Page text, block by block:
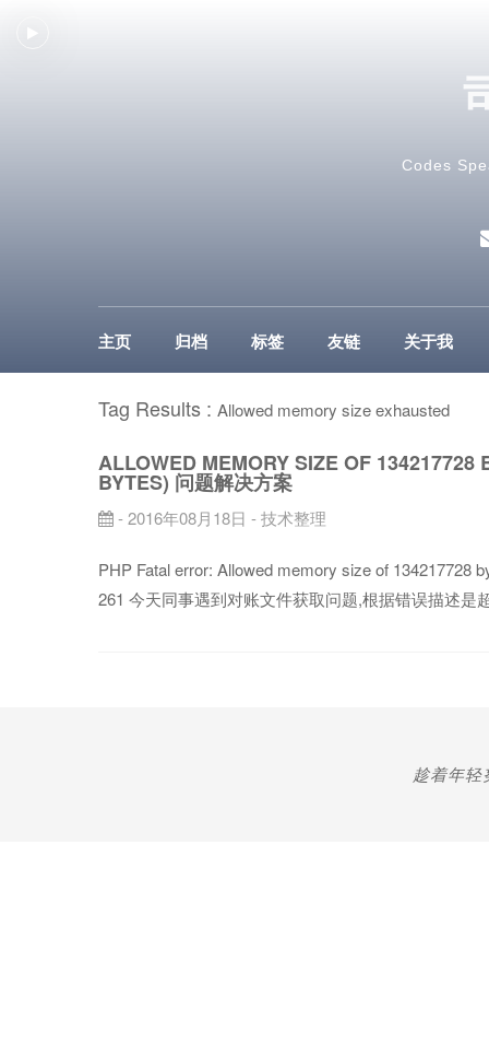
Codes
主页 归档 标签 友链 关于我
Tag Results : Allowed memory size exhausted
ALLOWED MEMORY SIZE OF 134217728
BYTES) 问题解决方案
- 2016年08月18日 -技术整理
PHP Fatal error: Allowed memory size of 134217728
261 今天同事遇到对账文件获取问题,根据错误描述是
趁着年轻